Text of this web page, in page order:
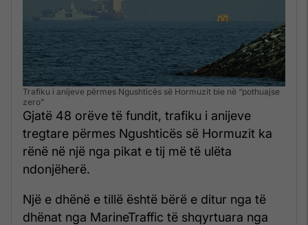
Trafiku i anijeve përmes Ngushticës së Hormuzit bie në “pothuajse
zero”
Gjatë 48 orëve të fundit, trafiku i anijeve
tregtare përmes Ngushticës së Hormuzit ka
rënë në një nga pikat e tij më të ulëta
ndonjëherë.
Një e dhënë e tillë është bërë e ditur nga të
dhënat nga MarineTraffic të shqyrtuara nga